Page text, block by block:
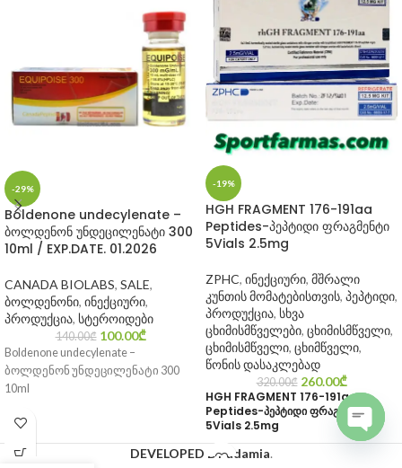
-29%
Boldenone undecylenate –
ბოლდენონ უნდეცილენატი 300
10ml / EXP.DATE. 01.2026
CANADA BIOLABS, SALE,
ბოლდენონი, ინექციური,
პროდუქცია, სტეროიდები
140.00₾ 100.00₾
Boldenone undecylenate –
ბოლდენონ უნდეცილენატი 300
10ml
-19%
HGH FRAGMENT 176-191aa
Peptides-პეპტიდი ფრაგმენტი
5Vials 2.5mg
ZPHC, ინექციური, მშრალი
კუნთის მომატებისთვის, პეპტიდი,
პროდუქცია, სხვა
ცხიმისმწველები, ცხიმისმწველი,
ცხიმისმწველი, ცხიმწველი,
წონის დასაკლებად
320.00₾ 260.00₾
HGH FRAGMENT 176-191aa
Peptides-პეპტიდი ფრაგმენტი
5Vials 2.5mg
DEVELOPED BY adamia.